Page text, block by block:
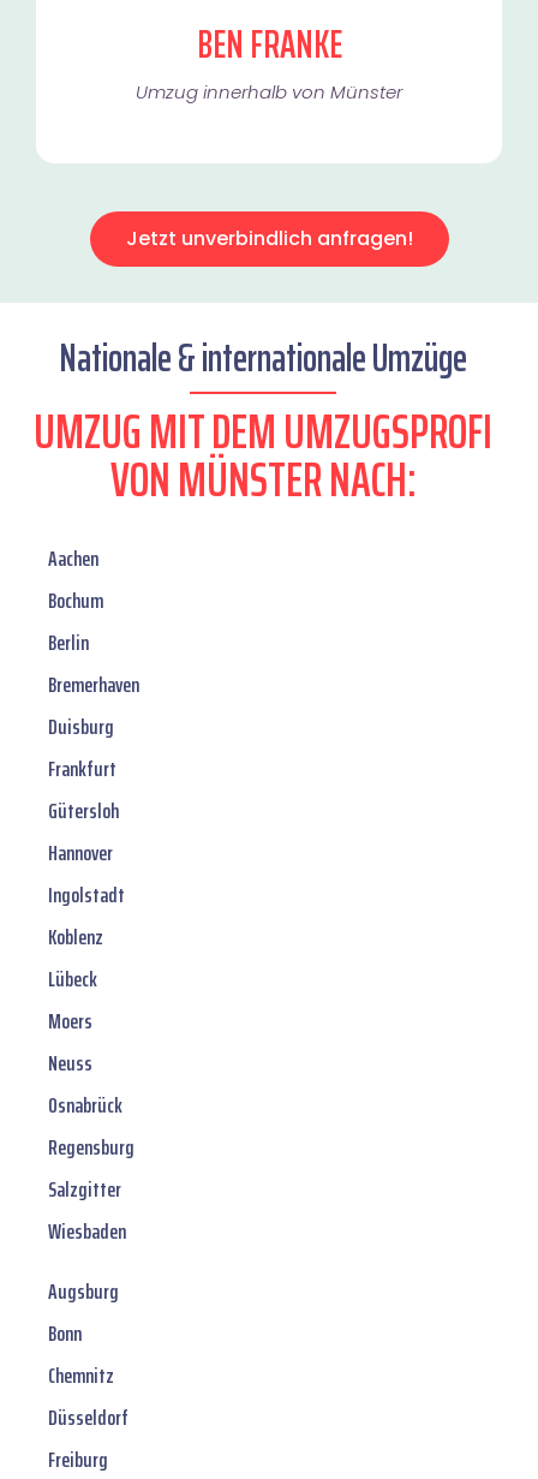
BEN FRANKE
Umzug innerhalb von Münster​
Jetzt unverbindlich anfragen!
Nationale & internationale Umzüge
UMZUG MIT DEM UMZUGSPROFI
VON MÜNSTER NACH:
Aachen
Bochum
Berlin
Bremerhaven
Duisburg
Frankfurt
Gütersloh
Hannover
Ingolstadt
Koblenz
Lübeck
Moers
Neuss
Osnabrück
Regensburg
Salzgitter
Wiesbaden
Augsburg
Bonn
Chemnitz
Düsseldorf
Freiburg